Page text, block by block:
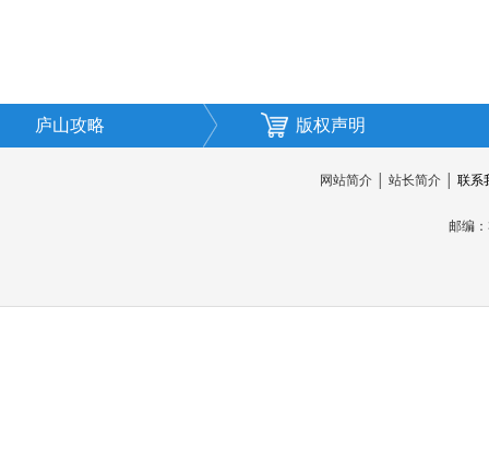
庐山攻略 版权声明
网站简介│ 站长简介│ 联系
邮编